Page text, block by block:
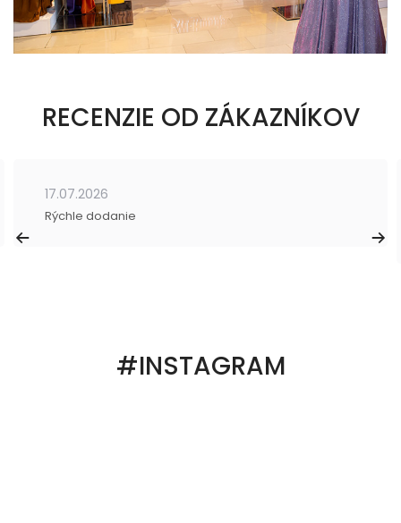
RECENZIE OD ZÁKAZNÍKOV
17.07.2026
Rýchle dodanie
#INSTAGRAM